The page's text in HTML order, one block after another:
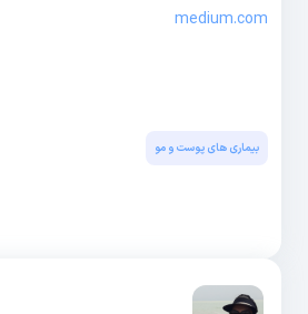
medium.com
بیماری های پوست و مو